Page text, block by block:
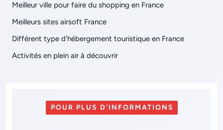
Meilleur ville pour faire du shopping en France
Meilleurs sites airsoft France
Différent type d'hébergement touristique en France
Activités en plein air à découvrir
POUR PLUS D'INFORMATIONS